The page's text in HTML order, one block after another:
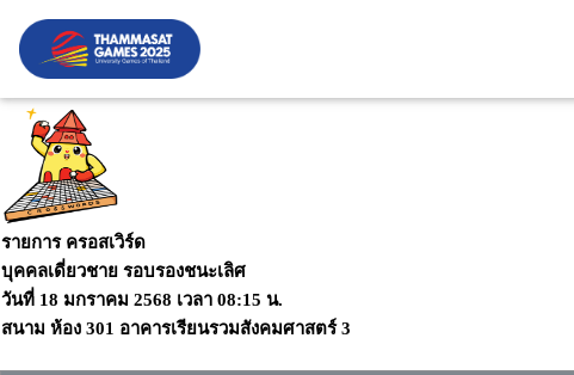
รายการ ครอสเวิร์ด
บุคคลเดี่ยวชาย รอบรองชนะเลิศ
วันที่ 18 มกราคม 2568 เวลา 08:15 น.
สนาม ห้อง 301 อาคารเรียนรวมสังคมศาสตร์ 3